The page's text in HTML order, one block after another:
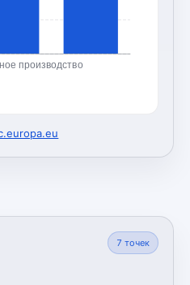
производство
7 точек